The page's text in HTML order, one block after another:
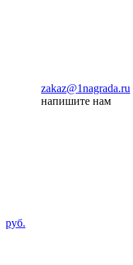
zakaz@1nagrada.ru
напишите нам
руб.